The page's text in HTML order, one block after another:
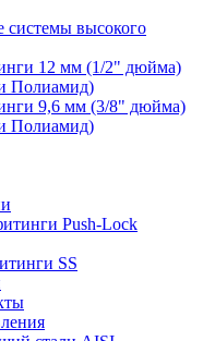
высокого
12 мм (1/2" дюйма)
Полиамид)
9,6 мм (3/8" дюйма)
Полиамид)
Push-Lock
SS